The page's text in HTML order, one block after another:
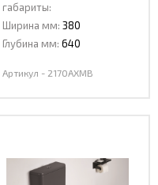
габариты:
Ширина мм: 380
Глубина мм: 640
Артикул - 2170AXMB